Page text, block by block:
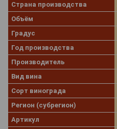
Страна производства
Объём
Градус
Год производства
Производитель
Вид вина
Сорт винограда
Регион (субрегион)
Артикул